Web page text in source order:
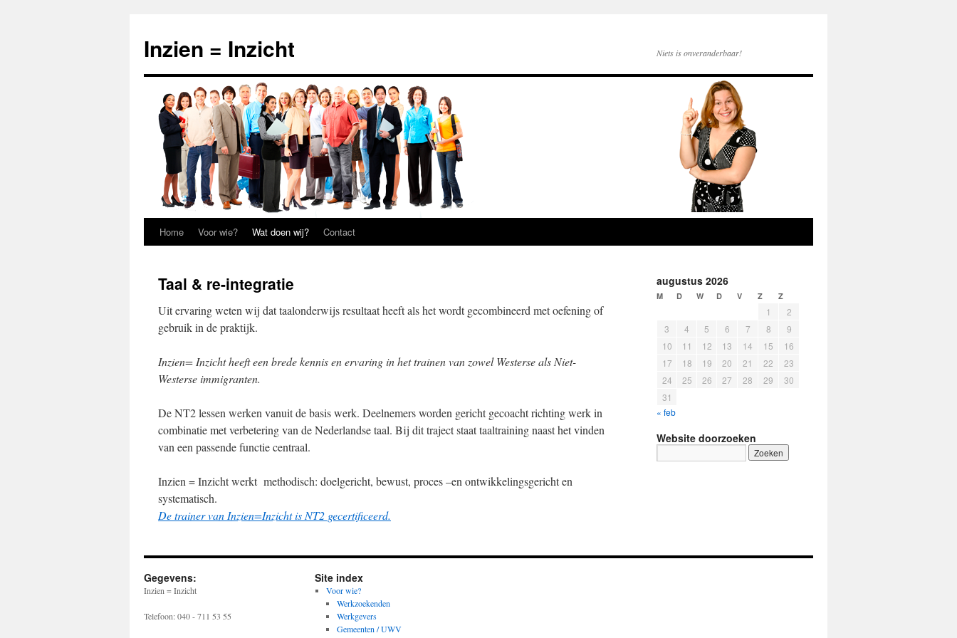
Inzien = Inzicht Niets is onveranderbaar!
Spring
inhoud
Home Voor wie? Wat doen wij? Contact
Taal & re-integratie
Uit ervaring weten wij dat taalonderwijs resultaat heeft als het wordt gecombineerd met oefening of
gebruik in de praktijk.
Inzien= Inzicht heeft een brede kennis en ervaring in het trainen van zowel Westerse als Niet-
Westerse immigranten.
De NT2 lessen werken vanuit de basis werk. Deelnemers worden gericht gecoacht richting werk in
combinatie met verbetering van de Nederlandse taal. Bij dit traject staat taaltraining naast het vinden
van een passende functie centraal.
Inzien = Inzicht werkt methodisch: doelgericht, bewust, proces –en ontwikkelingsgericht en
systematisch.
De trainer van Inzien=Inzicht is NT2 gecertificeerd.
augustus 2026
M D W D V Z Z
1
2
3
4 5 6 7 8
9
10
11 12 13 14 15
16
17
18 19 20 21 22
23
24
25 26 27 28 29
30
31
« feb
Website doorzoeken
Gegevens:
Inzien = Inzicht
Telefoon: 040 - 711 53 55
Site index
Voor wie?
Werkzoekenden
Werkgevers
Gemeenten / UWV